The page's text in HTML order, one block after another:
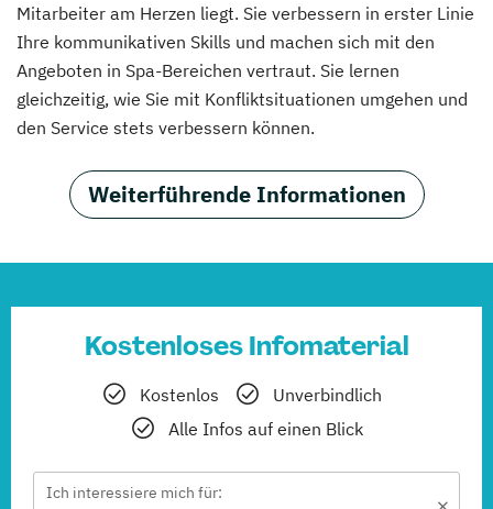
Mitarbeiter am Herzen liegt. Sie verbessern in erster Linie
Ihre kommunikativen Skills und machen sich mit den
Angeboten in Spa-Bereichen vertraut. Sie lernen
gleichzeitig, wie Sie mit Konfliktsituationen umgehen und
den Service stets verbessern können.
Weiterführende Informationen
Kostenloses Infomaterial
Kostenlos
Unverbindlich
Alle Infos auf einen Blick
Ich interessiere mich für: